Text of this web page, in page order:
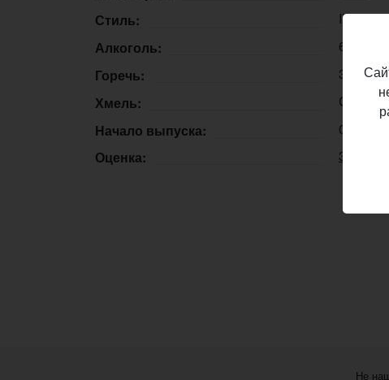
Стиль:
IPA -
Алкоголь:
6,2%
Горечь:
30 IBU
Хмель:
Начало выпуска:
Оценка:
3.601
Не